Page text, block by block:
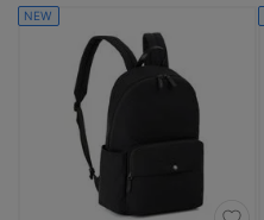
NEW